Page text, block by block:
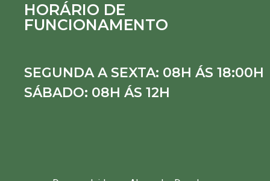
HORÁRIO DE
FUNCIONAMENTO
SEGUNDA A SEXTA: 08H ÁS 18:00H
SÁBADO: 08H ÁS 12H